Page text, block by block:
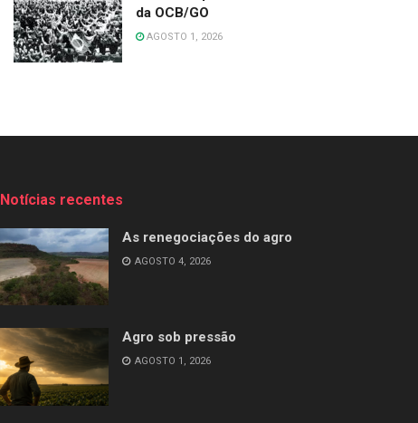
da OCB/GO
AGOSTO 1, 2026
Notícias recentes
As renegociações do agro
AGOSTO 4, 2026
Agro sob pressão
AGOSTO 1, 2026